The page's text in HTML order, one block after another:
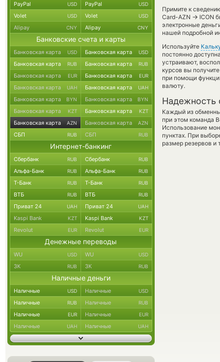
Примите к
Card-AZN → ICON
электронные
нашей подробной
Используйте
постоянно
устраивают,
курсов вы
при помощи
валюту.
Надежность
Каждый из
при этом команда
Использование
пунктах. При
размер резервов и
PayPal USD PayPal USD
Volet USD Volet USD
Alipay CNY Alipay CNY
Банковские счета и карты
Банковская карта USD Банковская карта USD
Банковская карта RUB Банковская карта RUB
Банковская карта EUR Банковская карта EUR
Банковская карта UAH Банковская карта UAH
Банковская карта BYN Банковская карта BYN
Банковская карта KZT Банковская карта KZT
Банковская карта AZN Банковская карта AZN
СБП RUB СБП RUB
Интернет-банкинг
Сбербанк RUB Сбербанк RUB
Альфа-Банк RUB Альфа-Банк RUB
Т-Банк RUB Т-Банк RUB
ВТБ RUB ВТБ RUB
Приват 24 UAH Приват 24 UAH
Kaspi Bank KZT Kaspi Bank KZT
Revolut EUR Revolut EUR
Денежные переводы
WU USD WU USD
ЗК RUB ЗК RUB
Наличные деньги
Наличные USD Наличные USD
Наличные RUB Наличные RUB
Наличные EUR Наличные EUR
Наличные UAH Наличные UAH